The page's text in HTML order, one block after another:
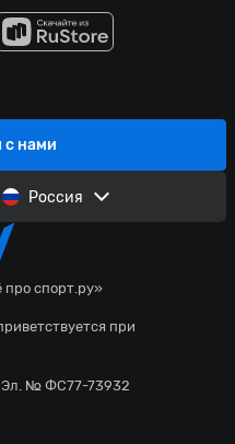
спорт.ру»
при
Эл. № ФС77-73932
с нами
Россия